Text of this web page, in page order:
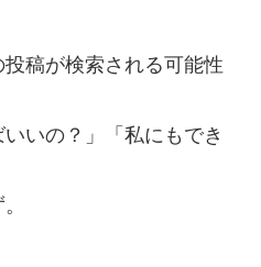
稿が検索される可能性
いの？」「私にもでき